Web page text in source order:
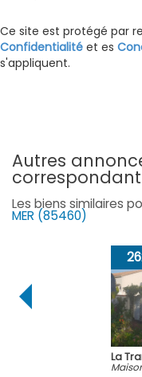
Ce site est protégé par
Confidentialité et es
s'appliquent.
autres annonces immobilières
Les biens similaires
MER (85460)
La
Maison